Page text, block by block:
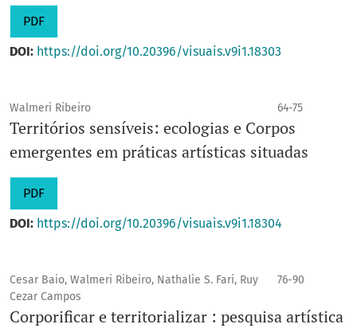
PDF
DOI: https://doi.org/10.20396/visuais.v9i1.18303
Walmeri Ribeiro 64-75
Territórios sensíveis: ecologias e Corpos
emergentes em práticas artísticas situadas
PDF
DOI: https://doi.org/10.20396/visuais.v9i1.18304
Cesar Baio, Walmeri Ribeiro, Nathalie S. Fari, Ruy
Cezar Campos
76-90
Corporificar e territorializar : pesquisa artística